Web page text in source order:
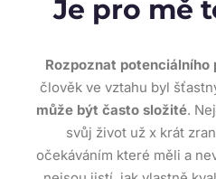
Je pro mě
Rozpoznat potenciálního
člověk ve vztahu byl
může být často složité.
svůj život už x krát
očekáváním které měli a